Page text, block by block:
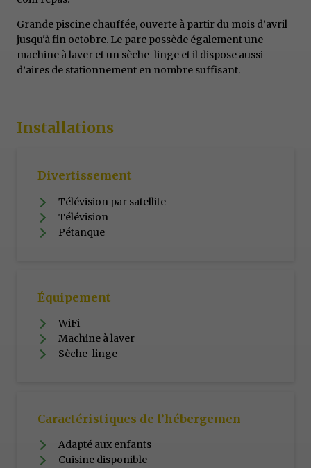
Grande piscine chauffée, ouverte à partir du mois d’avril
jusqu'à fin octobre. Le parc possède également une
machine à laver et un sèche-linge et il dispose aussi
d’aires de stationnement en nombre suffisant.
Installations
Divertissement
Télévision par satellite
Télévision
Pétanque
Équipement
WiFi
Machine à laver
Sèche-linge
Caractéristiques de l’hébergemen
Adapté aux enfants
Cuisine disponible